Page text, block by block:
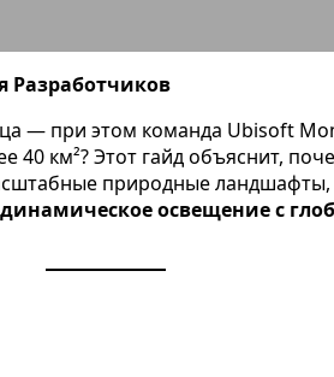
Разработчиков
— при этом команда Ubisoft
км²? Этот гайд объяснит,
природные
динамическое освещение с